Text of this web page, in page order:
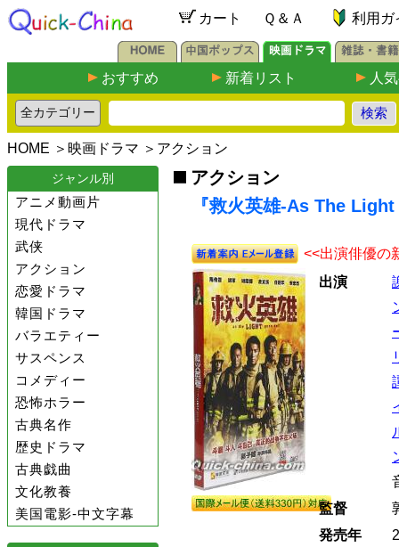
カート Ｑ＆Ａ 利用ガ
おすすめ 新着リスト 人
HOME ＞ 映画ドラマ ＞ アクション
ジャンル別
アニメ動画片
現代ドラマ
武侠
アクション
恋愛ドラマ
韓国ドラマ
バラエティー
サスペンス
コメディー
恐怖ホラー
古典名作
歴史ドラマ
古典戯曲
文化教養
美国電影-中文字幕
アクション
『救火英雄-As The
<<出演俳優の
出演
監督
発売年